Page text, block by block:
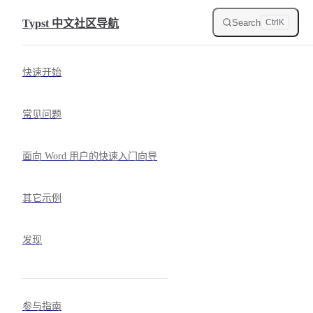
Skip to content
Typst 中文社区导航 Search Ctrl K
快速开始
常见问题
面向 Word 用户的快速入门向导
其它示例
发现
参与指南